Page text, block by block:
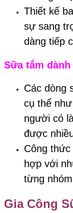
Thiết kế
sự sang
dàng tiếp
Sữa tắm
Các dòng
cụ thể
người có
được
Công
hợp với
từng
Gia Công